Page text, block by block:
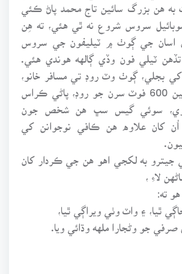
هن بزرگ سائين تاج محمد پاڻ ڪئي
سروس شروع نه ٿي هئي، ته هِن
جي ڳوٺ ۾ ٽيليفون جي سروس
ٽيلي فون وڏي ڳالهه هوندي هئي.
کي بجلي، ڳوٺ وٽ روڊ تي مسافر خانو،
روڊ کان ڳوٺ تائين 600 فوٽ سرن جو روڊ، پاڻي ڪراس
سوئي گيس سڀ هن شخص جون
کان علاوه هن ڪافي نوجوانن کي
جيترو به لکجي اهو هن جي ڪردار کان
لاءِ ،
ته:
ٿيا، ۽ واٽ وٺي ويراڳي ٿيا،
جو وڻجارا ملهه وڌائي ويا.